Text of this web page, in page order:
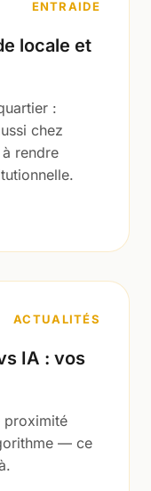
ENTRAIDE
locale et
:
chez
rendre
ACTUALITÉS
IA : vos
proximité
— ce